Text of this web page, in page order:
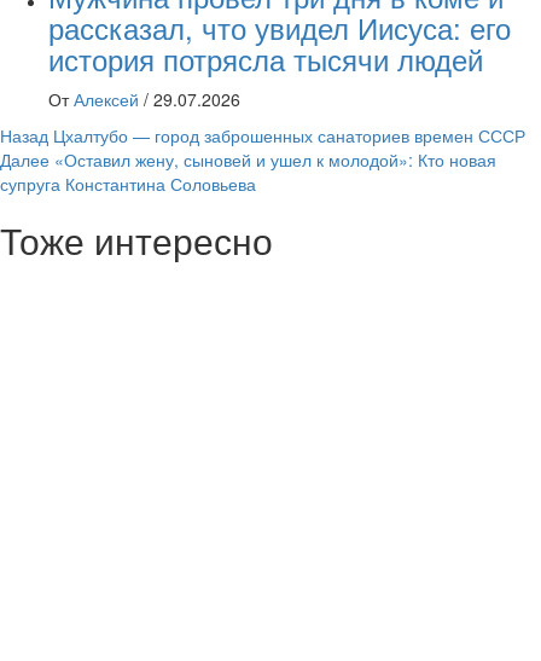
рассказал, что увидел Иисуса: его
история потрясла тысячи людей
От Алексей / 29.07.2026
Навигация
записи
Назад Цхалтубо — город заброшенных санаториев времен СССР
Далее «Оставил жену, сыновей и ушел к молодой»: Кто новая
супруга Константина Соловьева
Тоже интересно